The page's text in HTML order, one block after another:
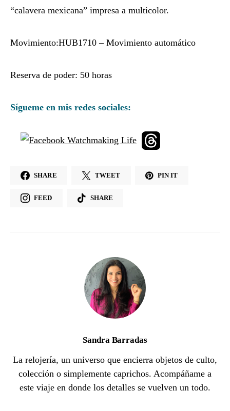
“calavera mexicana” impresa a multicolor.
Movimiento:HUB1710 – Movimiento automático
Reserva de poder: 50 horas
Sígueme en mis redes sociales:
SHARE TWEET PIN IT
FEED SHARE
Sandra Barradas
La relojería, un universo que encierra objetos de culto,
colección o simplemente caprichos. Acompáñame a
este viaje en donde los detalles se vuelven un todo.